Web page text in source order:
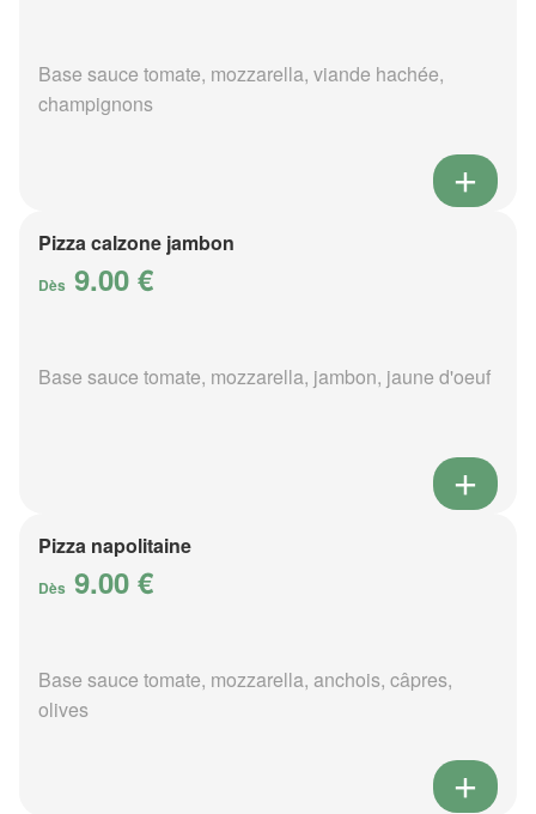
Base sauce tomate, mozzarella, viande hachée,
champignons
Pizza calzone jambon
Dès 9.00 €
Base sauce tomate, mozzarella, jambon, jaune d'oeuf
Pizza napolitaine
Dès 9.00 €
Base sauce tomate, mozzarella, anchois, câpres,
olives